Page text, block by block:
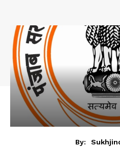
By: